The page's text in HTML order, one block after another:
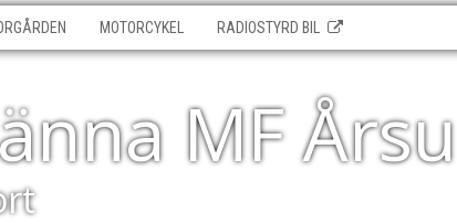
MOTORCYKEL RADIOSTYRD BIL
MF